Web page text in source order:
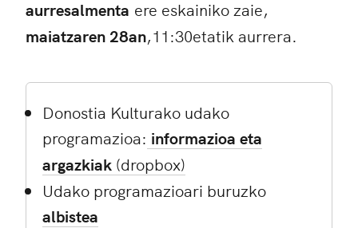
aurresalmenta ere eskainiko zaie,
maiatzaren 28an,11:30etatik aurrera.
Donostia Kulturako udako
programazioa: informazioa eta
argazkiak (dropbox)
Udako programazioari buruzko
albistea